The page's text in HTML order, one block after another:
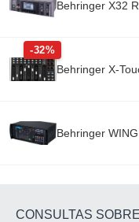
Behringer X32
-32%
Behringer X-
Behringer
CONSULTAS